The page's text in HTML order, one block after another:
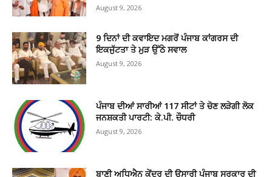
August 9, 2026
9 ਦਿਨਾਂ ਦੀ ਕਵਾਇਦ ਮਗਰੋਂ ਪੰਜਾਬ ਕਾਂਗਰਸ ਦੀ
ਇਕਜੁੱਟਤਾ ਤੇ ਮੁੜ ਉੱਠੇ ਸਵਾਲ
August 9, 2026
ਪੰਜਾਬ ਦੀਆਂ ਸਾਰੀਆਂ 117 ਸੀਟਾਂ ਤੇ ਚੋਣ ਲੜੇਗੀ ਲੋਕ
ਜਨਸ਼ਕਤੀ ਪਾਰਟੀ: ਕੇ.ਪੀ. ਚੌਧਰੀ
August 9, 2026
ਬਾਣੀ ਅਧਿਐਨ ਕੇਂਦਰ ਦੀ ਉਸਾਰੀ ਪੰਜਾਬ ਸਰਕਾਰ ਦੀ